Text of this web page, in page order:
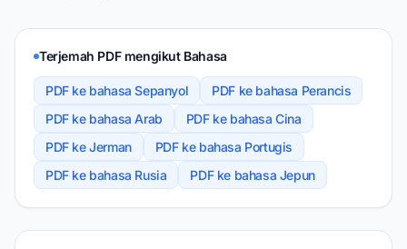
Terjemah PDF mengikut Bahasa
PDF ke bahasa Sepanyol
PDF ke bahasa Perancis
PDF ke bahasa Arab
PDF ke bahasa Cina
PDF ke Jerman
PDF ke bahasa Portugis
PDF ke bahasa Rusia
PDF ke bahasa Jepun